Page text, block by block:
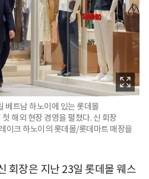
베트남 하노이에 있는 롯데몰
해외 현장 경영을 펼쳤다. 신 회장
이크 하노이의 롯데몰/롯데마트 매장을
회장은 지난 23일 롯데몰 웨스